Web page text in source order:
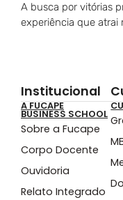
A busca por vitórias
experiência que atrai
Institucional
A FUCAPE
BUSINESS SCHOOL
Sobre a Fucape
Corpo Docente
Ouvidoria
Relato Integrado